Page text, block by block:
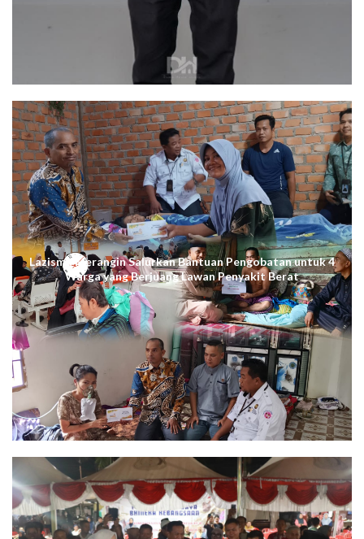
Lazismu Merangin Salurkan Bantuan Pengobatan untuk 4
Warga yang Berjuang Lawan Penyakit Berat